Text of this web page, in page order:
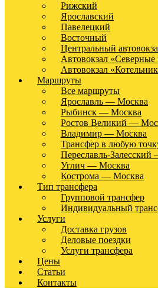
Рижский
Ярославский
Павелецкий
Восточный
Центральный
Автовокзал «Северные
Автовокзал
Маршруты
Все маршруты
Ярославль — Москва
Рыбинск — Москва
Ростов Великий —
Владимир — Москва
Трансфер в любую
Переславль-
Углич — Москва
Кострома — Москва
Тип трансфера
Групповой трансфер
Индивидуальный
Услуги
Доставка грузов
Деловые поездки
Услуги трансфера
Цены
Статьи
Контакты